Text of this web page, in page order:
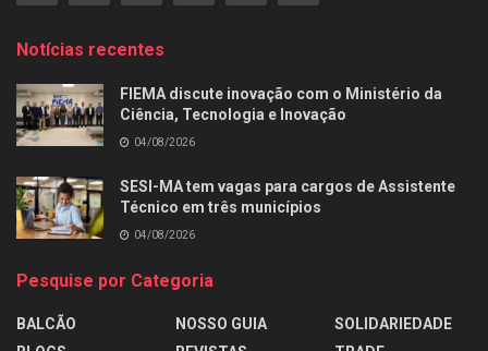
Notícias recentes
FIEMA discute inovação com o Ministério da
Ciência, Tecnologia e Inovação
04/08/2026
SESI-MA tem vagas para cargos de Assistente
Técnico em três municípios
04/08/2026
Pesquise por Categoria
BALCÃO
NOSSO GUIA
SOLIDARIEDADE